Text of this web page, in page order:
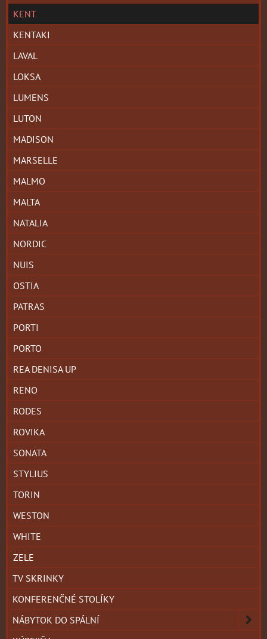
KENT
KENTAKI
LAVAL
LOKSA
LUMENS
LUTON
MADISON
MARSELLE
MALMO
MALTA
NATALIA
NORDIC
NUIS
OSTIA
PATRAS
PORTI
PORTO
REA DENISA UP
RENO
RODES
ROVIKA
SONATA
STYLIUS
TORIN
WESTON
WHITE
ZELE
TV SKRINKY
KONFERENČNÉ STOLÍKY
NÁBYTOK DO SPÁLNÍ